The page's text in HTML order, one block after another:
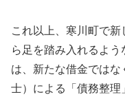
これ以上、寒川町で
ら足を踏み入れるよ
は、新たな借金では
士）による「債務整理